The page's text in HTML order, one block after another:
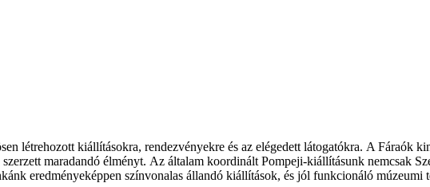
létrehozott kiállításokra, rendezvényekre és az elégedett látogatókra. A Fáraók
maradandó élményt. Az általam koordinált Pompeji-kiállításunk nemcsak
eredményeképpen színvonalas állandó kiállítások, és jól funkcionáló múzeumi